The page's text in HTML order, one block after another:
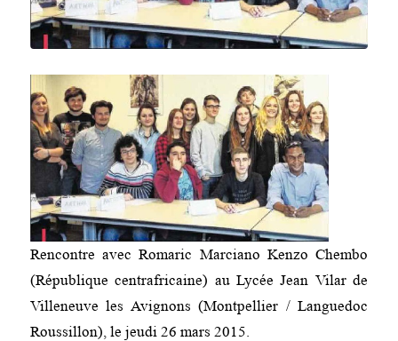
Rencontre avec Romaric Marciano Kenzo Chembo
(République centrafricaine) au Lycée Jean Vilar de
Villeneuve les Avignons (Montpellier / Languedoc
Roussillon), le jeudi 26 mars 2015.